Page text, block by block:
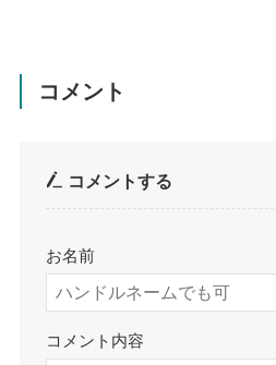
コメント
コメントする
お名前
コメント内容